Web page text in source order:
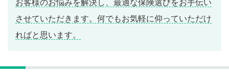
お客様のお悩みを解決し、最適な保険選びをお手伝い
させていただきます。何でもお気軽に仰っていただけ
ればと思います。